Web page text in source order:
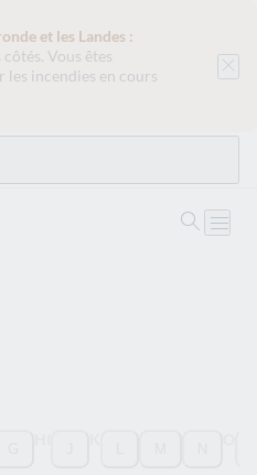
et les Landes :
côtés. Vous êtes
les incendies en cours